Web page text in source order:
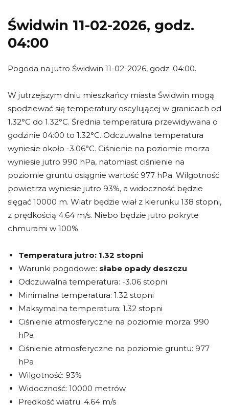
Świdwin 11-02-2026, godz.
04:00
Pogoda na jutro Świdwin 11-02-2026, godz. 04:00.
W jutrzejszym dniu mieszkańcy miasta Świdwin mogą
spodziewać się temperatury oscylującej w granicach od
1.32°C do 1.32°C. Średnia temperatura przewidywana o
godzinie 04:00 to 1.32°C. Odczuwalna temperatura
wyniesie około -3.06°C. Ciśnienie na poziomie morza
wyniesie jutro 990 hPa, natomiast ciśnienie na
poziomie gruntu osiągnie wartość 977 hPa. Wilgotność
powietrza wyniesie jutro 93%, a widoczność będzie
sięgać 10000 m. Wiatr będzie wiał z kierunku 138 stopni,
z prędkością 4.64 m/s. Niebo będzie jutro pokryte
chmurami w 100%.
Temperatura jutro: 1.32 stopni
Warunki pogodowe: słabe opady deszczu
Odczuwalna temperatura: -3.06 stopni
Minimalna temperatura: 1.32 stopni
Maksymalna temperatura: 1.32 stopni
Ciśnienie atmosferyczne na poziomie morza: 990
hPa
Ciśnienie atmosferyczne na poziomie gruntu: 977
hPa
Wilgotność: 93%
Widoczność: 10000 metrów
Prędkość wiatru: 4.64 m/s